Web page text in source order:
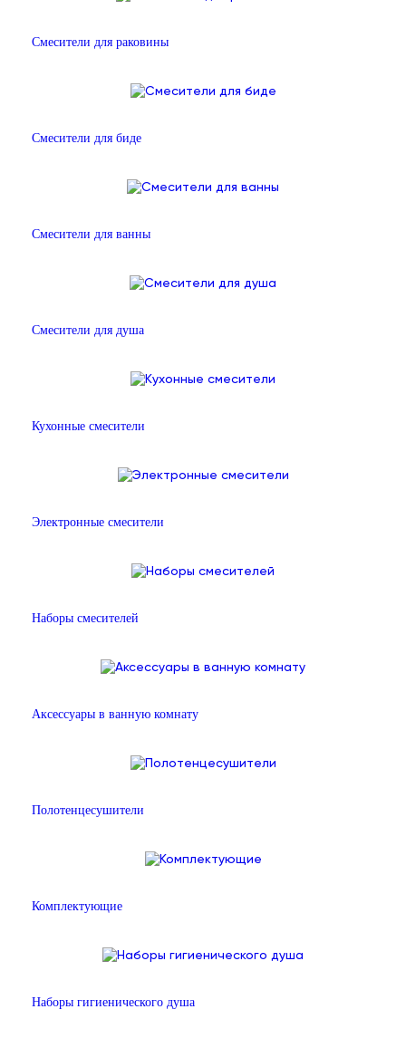
Смесители для раковины
Смесители для биде
Смесители для ванны
Смесители для душа
Кухонные смесители
Электронные смесители
Наборы смесителей
Аксессуары в ванную комнату
Полотенцесушители
Комплектующие
Наборы гигиенического душа